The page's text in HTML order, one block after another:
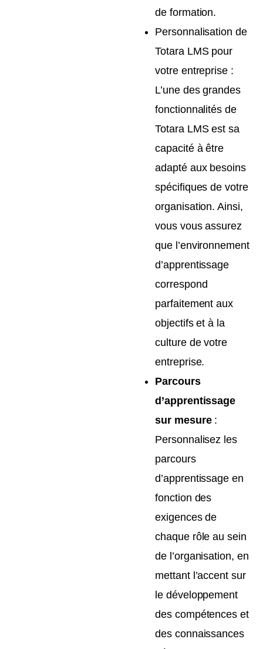
de formation.
Personnalisation de
Totara LMS pour
votre entreprise :
L’une des grandes
fonctionnalités de
Totara LMS est sa
capacité à être
adapté aux besoins
spécifiques de votre
organisation. Ainsi,
vous vous assurez
que l’environnement
d’apprentissage
correspond
parfaitement aux
objectifs et à la
culture de votre
entreprise.
Parcours
d’apprentissage
sur mesure :
Personnalisez les
parcours
d’apprentissage en
fonction des
exigences de
chaque rôle au sein
de l’organisation, en
mettant l’accent sur
le développement
des compétences et
des connaissances